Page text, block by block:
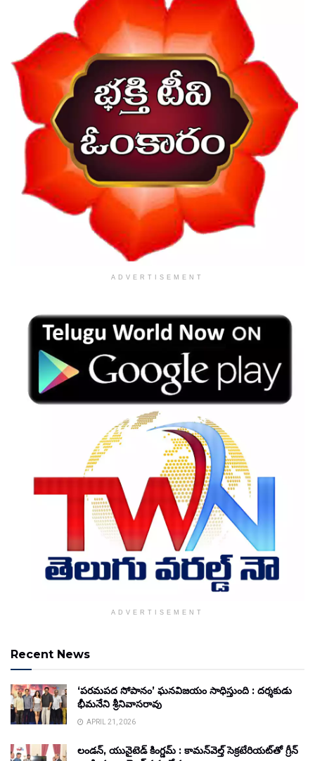
ADVERTISEMENT
ADVERTISEMENT
Recent News
‘పరమపద సోపానం’ ఘనవిజయం సాధిస్తుంది : దర్శకుడు
భీమనేని శ్రీనివాసరావు
APRIL 21, 2026
లండన్, యునైటెడ్ కింగ్డమ్ : కామన్‌వెల్త్ సెక్రటేరియట్‌తో గ్రీన్